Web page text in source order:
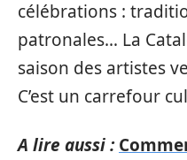
célébrations :
patronales… La
saison des artistes
C’est un carrefour
A lire aussi :